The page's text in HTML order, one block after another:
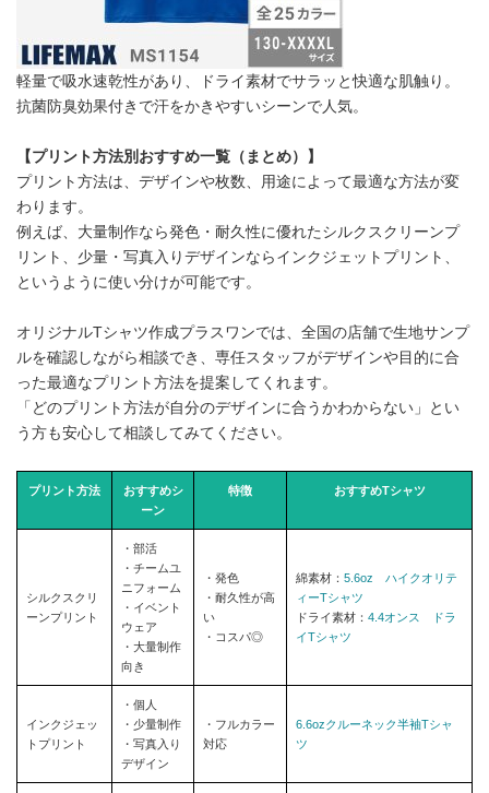
軽量で吸水速乾性があり、ドライ素材でサラッと快適な肌触り。
抗菌防臭効果付きで汗をかきやすいシーンで人気。
【プリント方法別おすすめ一覧（まとめ）】
プリント方法は、デザインや枚数、用途によって最適な方法が変
わります。
例えば、大量制作なら発色・耐久性に優れたシルクスクリーンプ
リント、少量・写真入りデザインならインクジェットプリント、
というように使い分けが可能です。
オリジナルTシャツ作成プラスワンでは、全国の店舗で生地サンプ
ルを確認しながら相談でき、専任スタッフがデザインや目的に合
った最適なプリント方法を提案してくれます。
「どのプリント方法が自分のデザインに合うかわからない」とい
う方も安心して相談してみてください。
プリント方法
おすすめシ
ーン
特徴 おすすめTシャツ
シルクスクリ
ーンプリント
・部活
・チームユ
ニフォーム
・イベント
ウェア
・大量制作
向き
・発色
・耐久性が高
い
・コスパ◎
綿素材： 5.6oz ハイクオリテ
ィーTシャツ
ドライ素材： 4.4オンス ドラ
イTシャツ
インクジェッ
トプリント
・個人
・少量制作
・写真入り
デザイン
・フルカラー
対応
6.6ozクルーネック半袖Tシャ
ツ